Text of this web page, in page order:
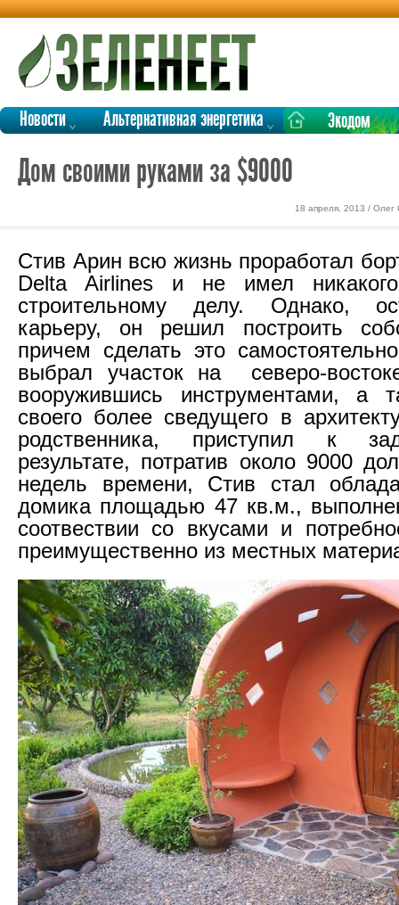
Новости Альтернативная энергетика Экодом
Дом своими руками за $9000
18 апреля, 2013 /
Стив Арин всю жизнь проработал
Delta Airlines и не имел
строительному делу. Однако,
карьеру, он решил построить
причем сделать это
выбрал участок на северо-
вооружившись инструментами, а
своего более сведущего в
родственника, приступил к
результате, потратив около 9000
недель времени, Стив стал
домика площадью 47 кв.м.,
соотвествии со вкусами и
преимущественно из местных